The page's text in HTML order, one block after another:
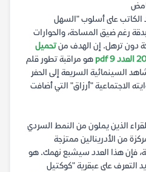
الكاتب على أسلوب "السهل
رغم ضيق المساحة، والحوارات
دون ترهل. إن الهدف منتحميل
هو مراقبة تطور قلم
السينمائية السريعة إلى الحفر
الاجتماعية "أرزاق" التي أضافت
الذين يملون من النمط السردي
من الأدرينالين ممتزجة
فإن هذا العدد سيشبع نهمك. هو
التعرف على عبقرية "كوكتيل